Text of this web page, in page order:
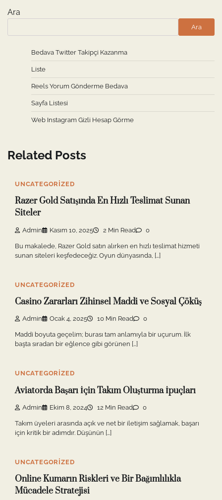
Ara
Ara
Bedava Twitter Takipçi Kazanma
Liste
Reels Yorum Gönderme Bedava
Sayfa Listesi
Web Instagram Gizli Hesap Görme
Related Posts
UNCATEGORIZED
Razer Gold Satışında En Hızlı Teslimat Sunan
Siteler
Admin Kasım 10, 2025 2 Min Read 0
Bu makalede, Razer Gold satın alırken en hızlı teslimat hizmeti
sunan siteleri keşfedeceğiz. Oyun dünyasında, […]
UNCATEGORIZED
Casino Zararları Zihinsel Maddi ve Sosyal Çöküş
Admin Ocak 4, 2025 10 Min Read 0
Maddi boyuta geçelim; burası tam anlamıyla bir uçurum. İlk
başta sıradan bir eğlence gibi görünen […]
UNCATEGORIZED
Aviatorda Başarı İçin Takım Oluşturma İpuçları
Admin Ekim 8, 2024 12 Min Read 0
Takım üyeleri arasında açık ve net bir iletişim sağlamak, başarı
için kritik bir adımdır. Düşünün […]
UNCATEGORIZED
Online Kumarın Riskleri ve Bir Bağımlılıkla
Mücadele Stratejisi